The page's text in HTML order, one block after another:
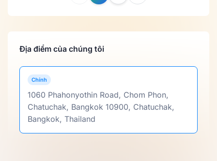
Địa điểm của chúng tôi
Chính
1060 Phahonyothin Road, Chom Phon,
Chatuchak, Bangkok 10900, Chatuchak,
Bangkok, Thailand